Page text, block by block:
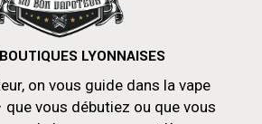
LYONNAISES
on vous guide dans la vape
vous débutiez ou que vous